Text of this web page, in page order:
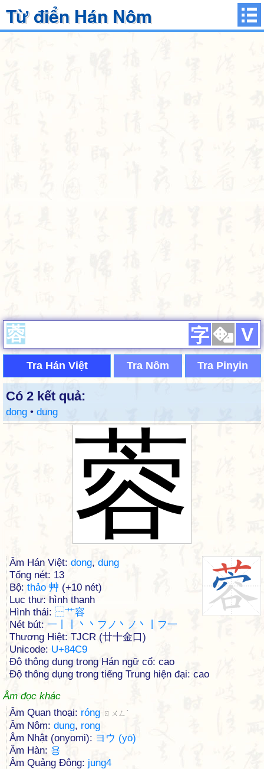
Từ điển Hán Nôm
字 V
Tra Hán Việt Tra Nôm Tra Pinyin
Có 2 kết quả:
dong • dung
蓉
Âm Hán Việt: dong, dung
Tổng nét: 13
Bộ: thảo 艸 (+10 nét)
Lục thư: hình thanh
Hình thái: ⿱艹容
Nét bút: 一丨丨丶丶フノ丶ノ丶丨フ一
Thương Hiệt: TJCR (廿十金口)
Unicode: U+84C9
Độ thông dụng trong Hán ngữ cổ: cao
Độ thông dụng trong tiếng Trung hiện đại: cao
Âm đọc khác
Âm Quan thoại: róng ㄖㄨㄥˊ
Âm Nôm: dung, rong
Âm Nhật (onyomi): ヨウ (yō)
Âm Hàn: 용
Âm Quảng Đông: jung4